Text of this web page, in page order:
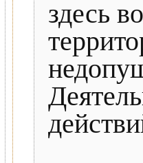
здесь